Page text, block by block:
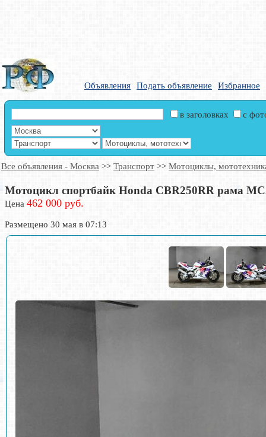
Объявления Подать объявление Избранное
в заголовках с
Все объявления - Москва >> Транспорт >> Мотоциклы,
Мотоцикл спортбайк Honda CBR250RR рама
Цена 462 000 руб.
Размещено 30 мая в 07:13